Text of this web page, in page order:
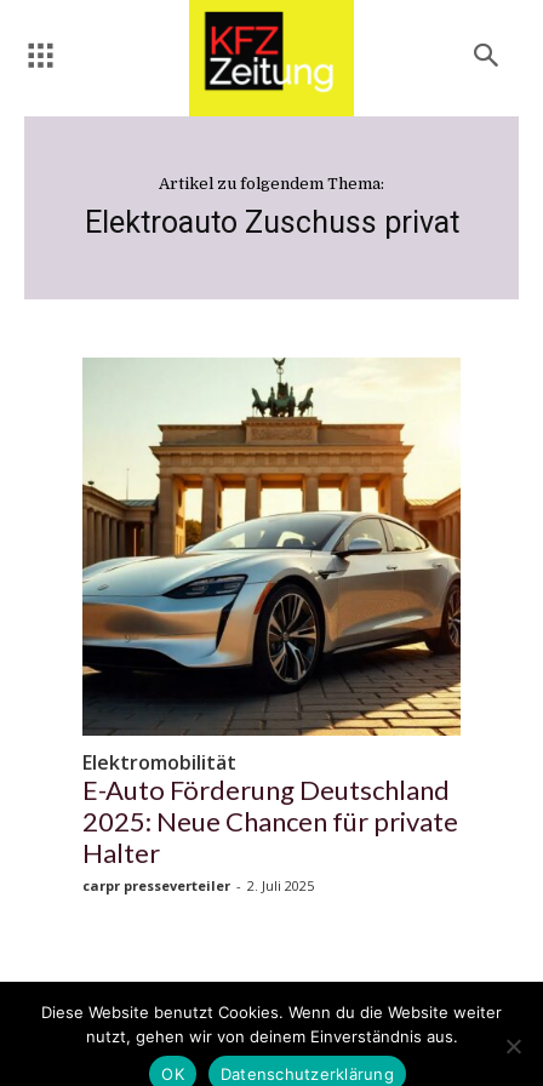
Artikel zu folgendem Thema:
Elektroauto Zuschuss privat
Elektromobilität
E-Auto Förderung Deutschland
2025: Neue Chancen für private
Halter
carpr presseverteiler - 2. Juli 2025
© 2020 - 2025 Copyright - KFZzeitung.com
Datenschutzerklärung FAQ Kontakt Impressum
Diese Website benutzt Cookies. Wenn du die Website weiter
nutzt, gehen wir von deinem Einverständnis aus.
OK
Datenschutzerklärung